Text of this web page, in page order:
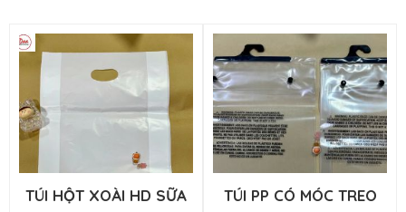
TÚI HỘT XOÀI HD SỮA TÚI PP CÓ MÓC TREO